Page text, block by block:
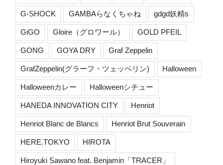
G-SHOCK GAMBAらなくちゃね gdgd妖精s
GiGO Gloire（グロワール） GOLD PFEIL
GONG GOYA DRY Graf Zeppelin
GrafZeppelin(グラーフ・ツェッペリン) Halloween
Halloweenカレー Halloweenシチュー
HANEDA INNOVATION CITY Henriot
Henriot Blanc de Blancs Henriot Brut Souverain
HERE.TOKYO HIROTA
Hiroyuki Sawano feat. Benjamin「TRACER」